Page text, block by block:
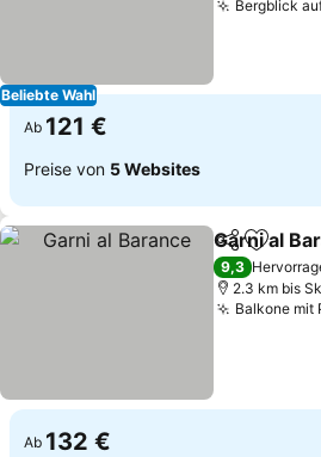
Beliebte Wahl
Bergblick
Ab 121 €
Preise von 5 Websites
TeilenZu
Garni al
9,3
2.3 km bis
Balkone mit
Ab 132 €